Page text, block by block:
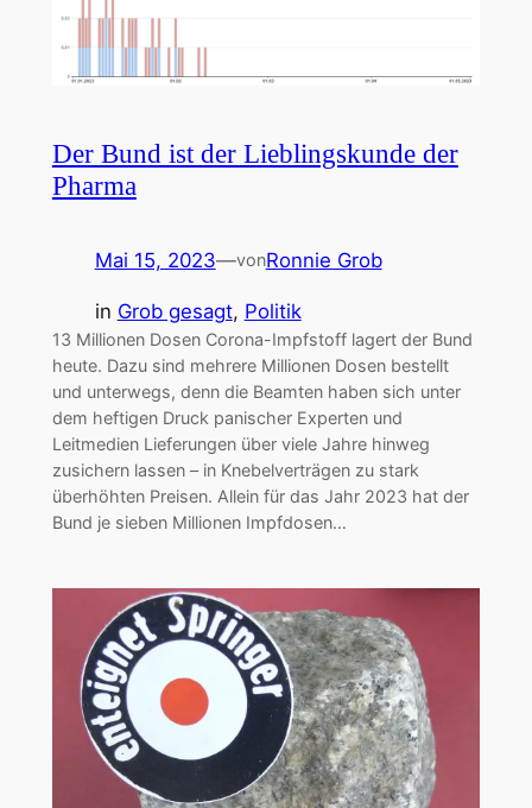
Der Bund ist der Lieblingskunde der
Pharma
Mai 15, 2023—vonRonnie Grob
in Grob gesagt, Politik
13 Millionen Dosen Corona-Impfstoff lagert der Bund
heute. Dazu sind mehrere Millionen Dosen bestellt
und unterwegs, denn die Beamten haben sich unter
dem heftigen Druck panischer Experten und
Leitmedien Lieferungen über viele Jahre hinweg
zusichern lassen – in Knebelverträgen zu stark
überhöhten Preisen. Allein für das Jahr 2023 hat der
Bund je sieben Millionen Impfdosen…